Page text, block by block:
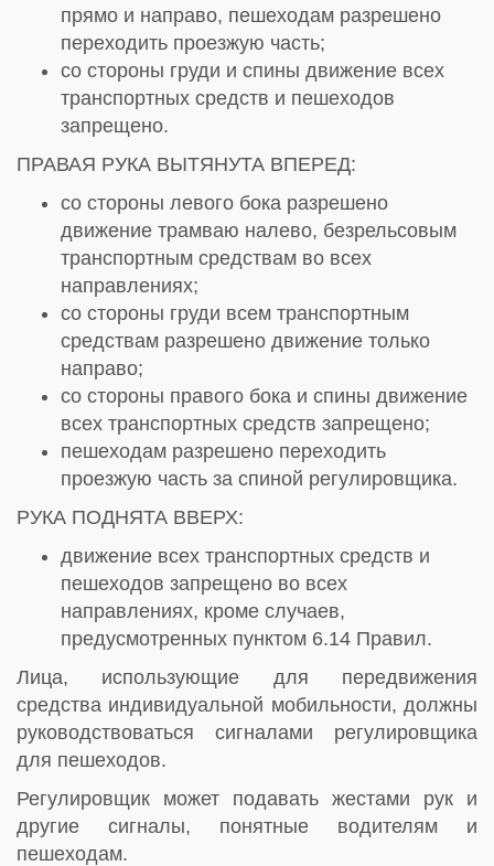
прямо и направо, пешеходам разрешено
переходить проезжую часть;
со стороны груди и спины движение всех
транспортных средств и пешеходов
запрещено.
ПРАВАЯ РУКА ВЫТЯНУТА ВПЕРЕД:
со стороны левого бока разрешено
движение трамваю налево, безрельсовым
транспортным средствам во всех
направлениях;
со стороны груди всем транспортным
средствам разрешено движение только
направо;
со стороны правого бока и спины движение
всех транспортных средств запрещено;
пешеходам разрешено переходить
проезжую часть за спиной регулировщика.
РУКА ПОДНЯТА ВВЕРХ:
движение всех транспортных средств и
пешеходов запрещено во всех
направлениях, кроме случаев,
предусмотренных пунктом 6.14 Правил.
Лица, использующие для передвижения
средства индивидуальной мобильности, должны
руководствоваться сигналами регулировщика
для пешеходов.
Регулировщик может подавать жестами рук и
другие сигналы, понятные водителям и
пешеходам.